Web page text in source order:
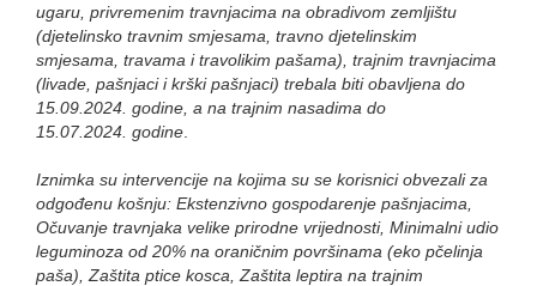
ugaru, privremenim travnjacima na obradivom zemljištu
(djetelinsko travnim smjesama, travno djetelinskim
smjesama, travama i travolikim pašama), trajnim travnjacima
(livade, pašnjaci i krški pašnjaci) trebala biti obavljena do
15.09.2024. godine, a na trajnim nasadima do
15.07.2024. godine
Iznimka su intervencije na kojima su se korisnici obvezali za
odgođenu košnju: Ekstenzivno gospodarenje pašnjacima,
Očuvanje travnjaka velike prirodne vrijednosti, Minimalni udio
leguminoza od 20% na oraničnim površinama (eko pčelinja
paša), Zaštita ptice kosca, Zaštita leptira na trajnim